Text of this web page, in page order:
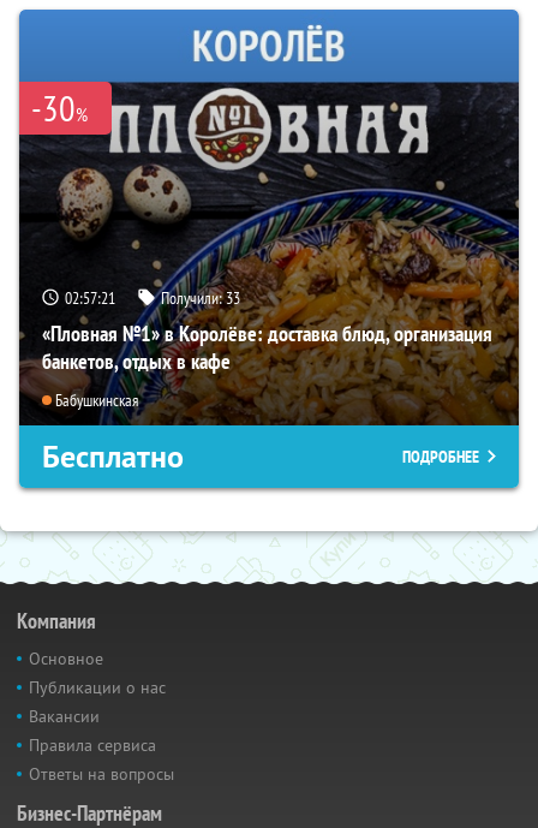
-30%
02:57:20 Получили:33
«Пловная №1» в Королёве: доставка блюд, организация
банкетов, отдых в кафе
Бабушкинская
Бесплатно ПОДРОБНЕЕ
Компания
Основное
Публикации о нас
Вакансии
Правила сервиса
Ответы на вопросы
Бизнес-Партнёрам